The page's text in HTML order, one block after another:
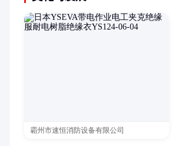
霸州市速恒消防设备有限公司